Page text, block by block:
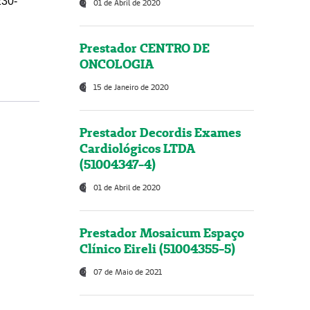
01 de Abril de 2020
Prestador CENTRO DE
ONCOLOGIA
15 de Janeiro de 2020
Prestador Decordis Exames
Cardiológicos LTDA
(51004347-4)
01 de Abril de 2020
Prestador Mosaicum Espaço
Clínico Eireli (51004355-5)
07 de Maio de 2021